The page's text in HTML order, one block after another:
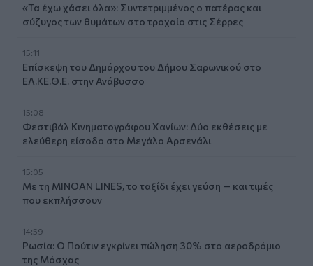
«Τα έχω χάσει όλα»: Συντετριμμένος ο πατέρας και
σύζυγος των θυμάτων στο τροχαίο στις Σέρρες
15:11
Επίσκεψη του Δημάρχου του Δήμου Σαρωνικού στο
ΕΛ.ΚΕ.Θ.Ε. στην Ανάβυσσο
15:08
Φεστιβάλ Κινηματογράφου Χανίων: Δύο εκθέσεις με
ελεύθερη είσοδο στο Μεγάλο Αρσενάλι
15:05
Με τη MINOAN LINES, το ταξίδι έχει γεύση — και τιμές
που εκπλήσσουν
14:59
Ρωσία: Ο Πούτιν εγκρίνει πώληση 30% στο αεροδρόμιο
της Μόσχας